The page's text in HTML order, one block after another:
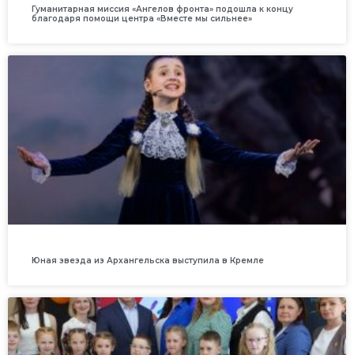
Гуманитарная миссия «Ангелов фронта» подошла к концу
благодаря помощи центра «Вместе мы сильнее»
Юная звезда из Архангельска выступила в Кремле